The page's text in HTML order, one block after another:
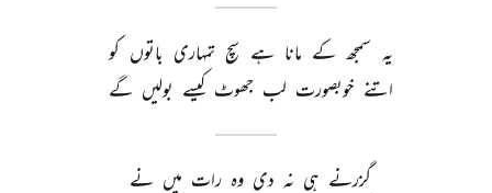
یہ سمجھ کے مانا ہے سچ تمہاری باتوں کو
اتنے خوبصورت لب جھوٹ کیسے بولیں گے
گزرنے ہی نہ دی وہ رات میں نے